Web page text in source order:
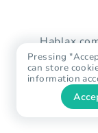
Pressing
can store
information